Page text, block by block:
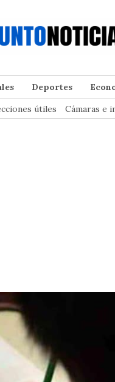
Deportes
útiles Cámaras e